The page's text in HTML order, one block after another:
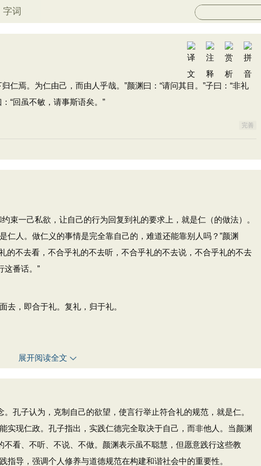
字词
焉。为仁由己，而由人乎哉。”颜渊曰：“请问其目。”子曰：“非礼
“回虽不敏，请事斯语矣。”
完善
一己私欲，让自己的行为回复到礼的要求上，就是仁（的做法）。
仁人。做仁义的事情是完全靠自己的，难道还能靠别人吗？”颜渊
的不去看，不合乎礼的不去听，不合乎礼的不去说，不合乎礼的不去
这番话。”
去，即合于礼。复礼，归于礼。
展开阅读全文
。孔子认为，克制自己的欲望，使言行举止符合礼的规范，就是仁。
实现仁政。孔子指出，实践仁德完全取决于自己，而非他人。当颜渊
不看、不听、不说、不做。颜渊表示虽不聪慧，但愿意践行这些教
指导，强调个人修养与道德规范在构建和谐社会中的重要性。